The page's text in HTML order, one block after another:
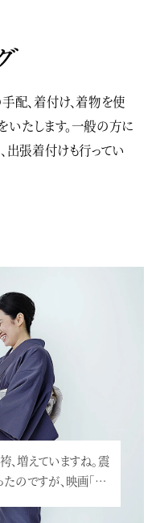
配、着付け、着物を使
いたします。一般の方に
出張着付けも行ってい
増えていますね。震
のですが、映画「…